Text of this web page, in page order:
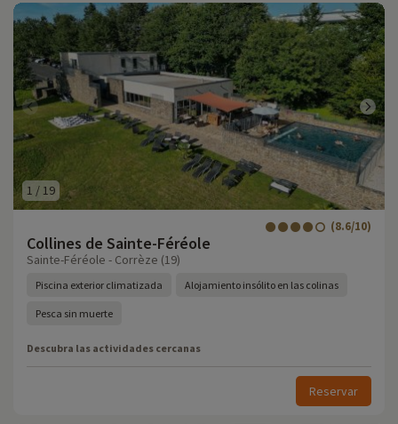
1 / 19
Collines de Sainte-Féréole
(8.6/10)
Sainte-Féréole - Corrèze (19)
Piscina exterior climatizada Alojamiento insólito en las colinas
Pesca sin muerte
Descubra las actividades cercanas
Reservar